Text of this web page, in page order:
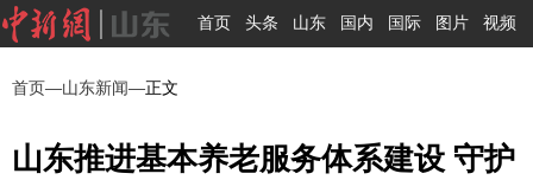
首页 头条 山东 国内 国际 图片 视频
首页—山东新闻—正文
山东推进基本养老服务体系建设 守护